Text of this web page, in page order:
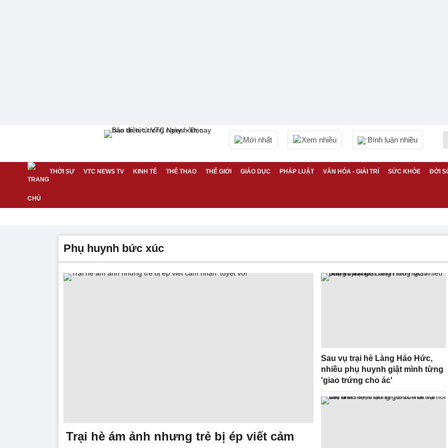
Mới nhất Xem nhiều Bình luận nhiều
THỜI SỰ VTC NEWS TV KINH TẾ THỂ THAO THẾ GIỚI GIÁO DỤC PHÁP LUẬT VĂN HÓA - GIẢI TRÍ SỨC KHỎE ĐỜI
phụ huynh bức xúc
Trại hè ám ảnh nhưng trẻ bị ép viết cảm
Sau vụ trại hè Làng Háo Hức,
nhiều phụ huynh giật mình từng
'giao trứng cho ác'